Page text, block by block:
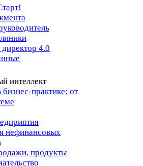
4.0
интеллект
практике: от
нефинансовых
продукты